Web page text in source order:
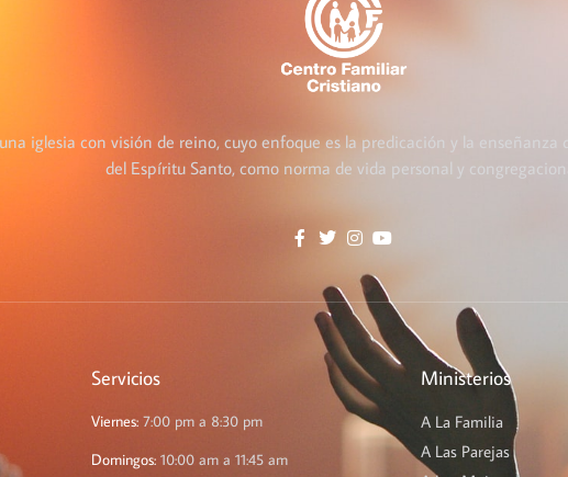
iglesia con visión de reino, cuyo enfoque es la predicación y la enseñanza
del Espíritu Santo, como norma de vida personal y
Servicios
Viernes: 7:00 pm a 8:30 pm
Domingos: 10:00 am a 11:45 am
Ministerios
A La Familia
A Las Parejas